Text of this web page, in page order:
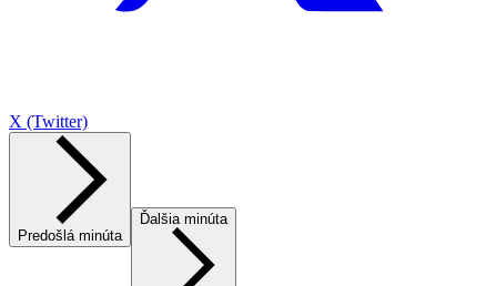
X (Twitter)
Predošlá minúta
Ďalšia minúta